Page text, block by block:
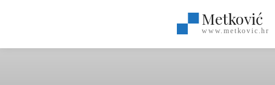
Metković
www.metkovic.hr